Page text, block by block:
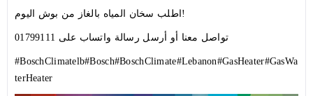
اطلب سخان المياه بالغاز من بوش اليوم!
تواصل معنا أو أرسل رسالة واتساب على 01799111
#BoschClimatelb#Bosch#BoschClimate#Lebanon#GasHeater#GasWa
terHeater